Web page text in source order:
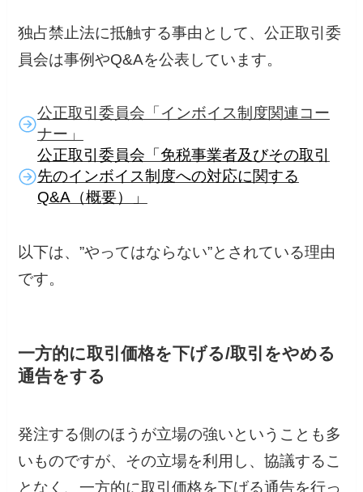
独占禁止法に抵触する事由として、公正取引委
員会は事例やQ&Aを公表しています。
公正取引委員会「インボイス制度関連コー
ナー」
公正取引委員会「免税事業者及びその取引
先のインボイス制度への対応に関する
Q&A（概要）」
以下は、”やってはならない”とされている理由
です。
一方的に取引価格を下げる/取引をやめる
通告をする
発注する側のほうが立場の強いということも多
いものですが、その立場を利用し、協議するこ
となく、一方的に取引価格を下げる通告を行っ